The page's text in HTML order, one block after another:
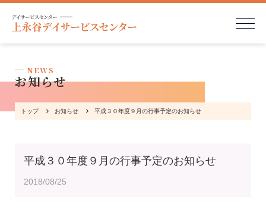
NEWS
お知らせ
トップ お知らせ 平成３０年度９月の行事予定のお知らせ
平成３０年度９月の行事予定のお知らせ
2018/08/25